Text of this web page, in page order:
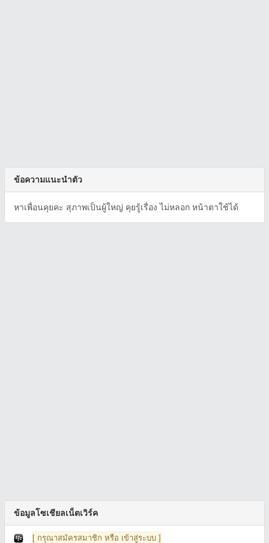
ข้อความแนะนำตัว
หาเพื่อนคุยคะ สุภาพเป็นผู้ใหญ่ คุยรู้เรื่อง ไม่หลอก หน้าตาใช้ได้
ข้อมูลโซเชียลเน็ตเวิร์ค
[ กรุณาสมัครสมาชิก หรือ เข้าสู่ระบบ ]